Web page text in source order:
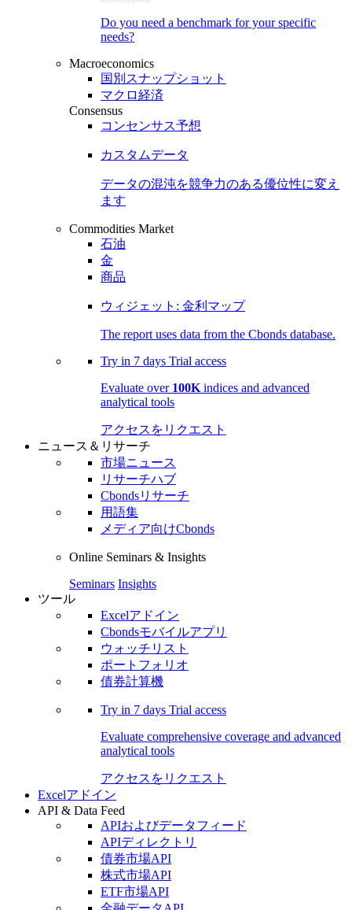
Do you need a benchmark for your specific
needs?
Macroeconomics
国別スナップショット
マクロ経済
Consensus
コンセンサス予想
カスタムデータ
データの混沌を競争力のある優位性に変え
ます
Commodities Market
石油
金
商品
ウィジェット: 金利マップ
The report uses data from the Cbonds database.
Try in 7 days Trial access
Evaluate over 100K indices and advanced
analytical tools
アクセスをリクエスト
ニュース＆リサーチ
市場ニュース
リサーチハブ
Cbondsリサーチ
用語集
メディア向けCbonds
Online Seminars & Insights
Seminars Insights
ツール
Excelアドイン
Cbondsモバイルアプリ
ウォッチリスト
ポートフォリオ
債券計算機
Try in 7 days Trial access
Evaluate comprehensive coverage and advanced
analytical tools
アクセスをリクエスト
Excelアドイン
API & Data Feed
APIおよびデータフィード
APIディレクトリ
債券市場API
株式市場API
ETF市場API